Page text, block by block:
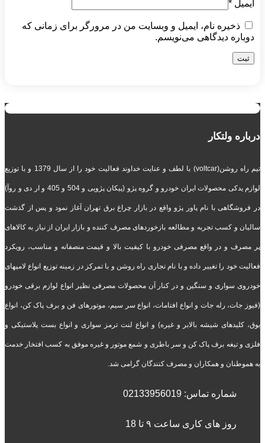
ایمیل *
ذخیره نام، ایمیل و وبسایت من در مرورگر برای زمانی که
دوباره دیدگاهی می‌نویسم.
درباره ولتکار
تیم راه روشن(voltcar) با لطف و عنایت خداوند فعالیت خود را از سال 1379 و با توزیع
لوازم یدکی محصولات ایران خودرو و گروه پژو (پیکان پژویی و 504 و 405 و ار دی و روآ)
در فروشگاهی با نام پاور پژو واقع در بازار چراغ برق تهران آغاز نمود و پس از گذشت
سالیان و کسب تجربه و مطالعه بازخوردهای مصرف کننده و بازار ایران از نیاز به کالاهای
پر مصرف و در واقع مصرفی خودرو با کیفیت بالا و قیمت منصفانه و مناسب، رویکرد
فعالیت خود را تغییر داده و با نام تجاری راه روشن و با تمرکز در زمینه توزیع انواع لامپهای
خودروی سواری و سنگین و در کنار آن محصولات مصرفی نظیر انواع لوازم برقی خودرو
(فیوز جات، رله جات و انواع افتامات، انواع سر سیم، موتورهای فن و برف پاک کن، انواع
بوق، کلیدهای شیشه بالابر و غیره) و انواع لنت ترمز سواری و انواع بست پلاستیکی و
فلزی و تیغه برف پاک کن و سر باطری و شمع موتور و غیره موفق به کسب افتخار خدمت
به هموطنان و همکاران و مصرف کنندگان گرامی شد.
شماره تماس: 02133956019
روز های کاری ساعت ۹ تا 18